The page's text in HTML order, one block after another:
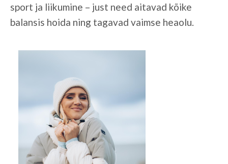
sport ja liikumine – just need aitavad kõike
balansis hoida ning tagavad vaimse heaolu.